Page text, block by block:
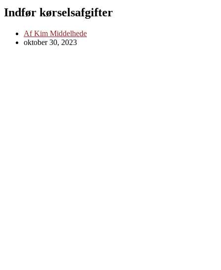
Indfør kørselsafgifter
AfKim Middelhede
oktober 30, 2023